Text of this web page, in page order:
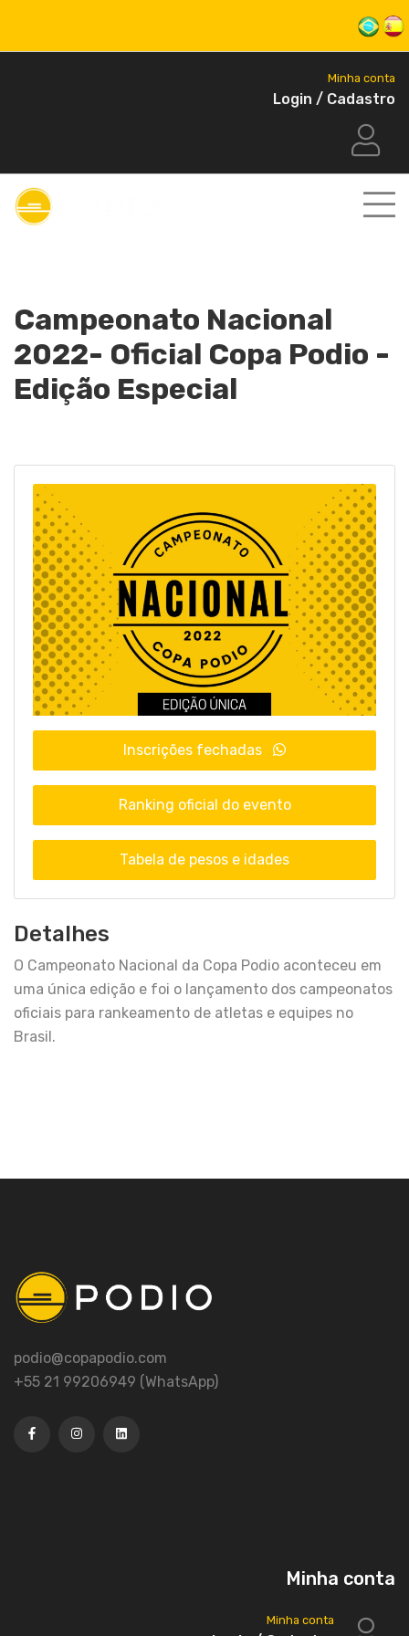
Minha conta
Login / Cadastro
Campeonato Nacional
2022- Oficial Copa Podio -
Edição Especial
Detalhes
O Campeonato Nacional da Copa Podio aconteceu em
uma única edição e foi o lançamento dos campeonatos
oficiais para rankeamento de atletas e equipes no
Brasil.
Inscrições fechadas
Ranking oficial do evento
Tabela de pesos e idades
podio@copapodio.com
+55 21 99206949 (WhatsApp)
Minha conta
Minha conta